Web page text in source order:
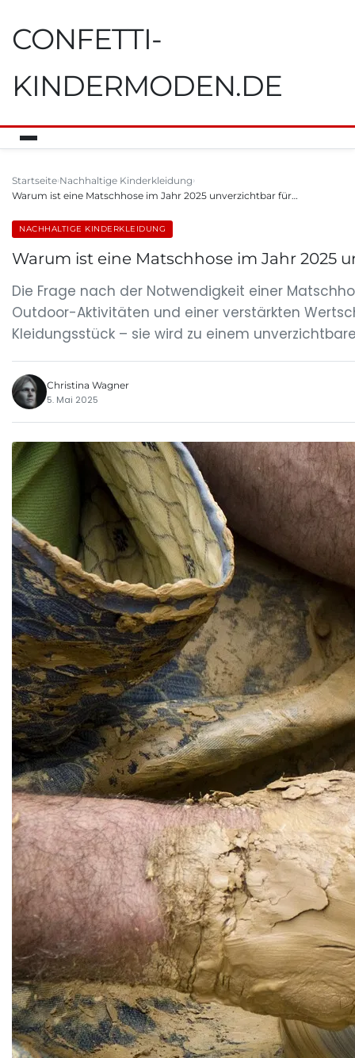
CONFETTI-
KINDERMODEN.DE
Startseite Nachhaltige Kinderkleidung
Warum ist eine Matschhose im Jahr 2025 unverzichtbar für…
NACHHALTIGE KINDERKLEIDUNG
Warum ist eine Matschhose im Jahr 2025
Die Frage nach der Notwendigkeit einer
Outdoor-Aktivitäten und einer verstärkten
Kleidungsstück – sie wird zu einem
Christina Wagner
5. Mai 2025